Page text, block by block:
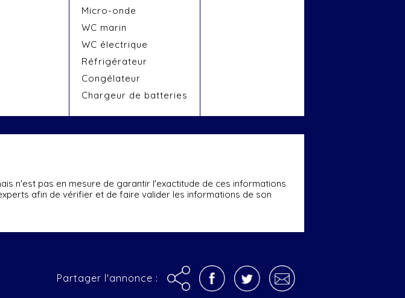
Micro-onde
WC marin
WC électrique
Réfrigérateur
Congélateur
Chargeur de batteries
n'est pas en mesure de garantir l'exactitude de ces informations
afin de vérifier et de faire valider les informations de son
Partager l'annonce :